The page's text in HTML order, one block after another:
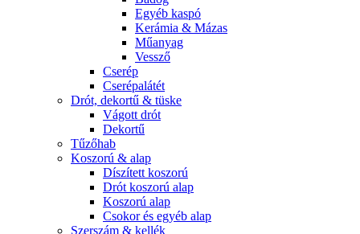
Egyéb kaspó
Kerámia & Mázas
Műanyag
Vessző
Cserép
Cserépalátét
Drót, dekortű & tüske
Vágott drót
Dekortű
Tűzőhab
Koszorú & alap
Díszített koszorú
Drót koszorú alap
Koszorú alap
Csokor és egyéb alap
Szerszám & kellék